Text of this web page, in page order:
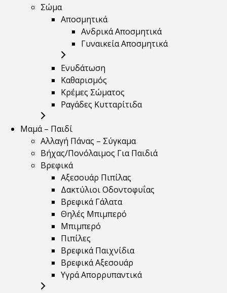
Σώμα
Αποσμητικά
Ανδρικά Αποσμητικά
Γυναικεία Αποσμητικά
Ενυδάτωση
Καθαρισμός
Κρέμες Σώματος
Ραγάδες Κυτταρίτιδα
Μαμά – Παιδί
Αλλαγή Πάνας – Σύγκαμα
Βήχας/Πονόλαιμος Για Παιδιά
Βρεφικά
Αξεσουάρ Πιπίλας
Δακτύλιοι Οδοντοφυΐας
Βρεφικά Γάλατα
Θηλές Μπιμπερό
Μπιμπερό
Πιπίλες
Βρεφικά Παιχνίδια
Βρεφικά Αξεσουάρ
Υγρά Απορρυπαντικά